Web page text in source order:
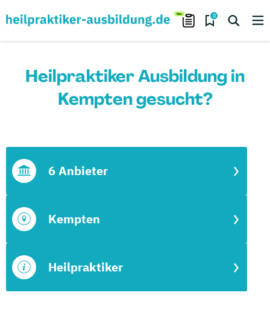
0
Heilpraktiker Ausbildung in
Kempten gesucht?
Heilpraktiker
Kempten
6 Anbieter